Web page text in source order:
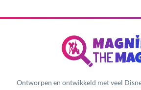
Ontworpen en ontwikkeld met veel